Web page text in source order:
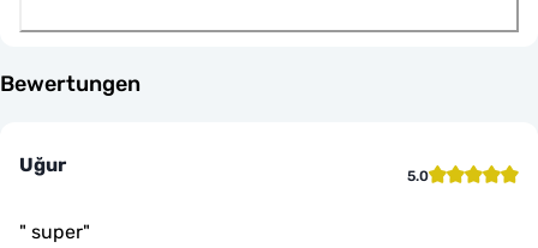
Bewertungen
Uğur 5.0
" super"